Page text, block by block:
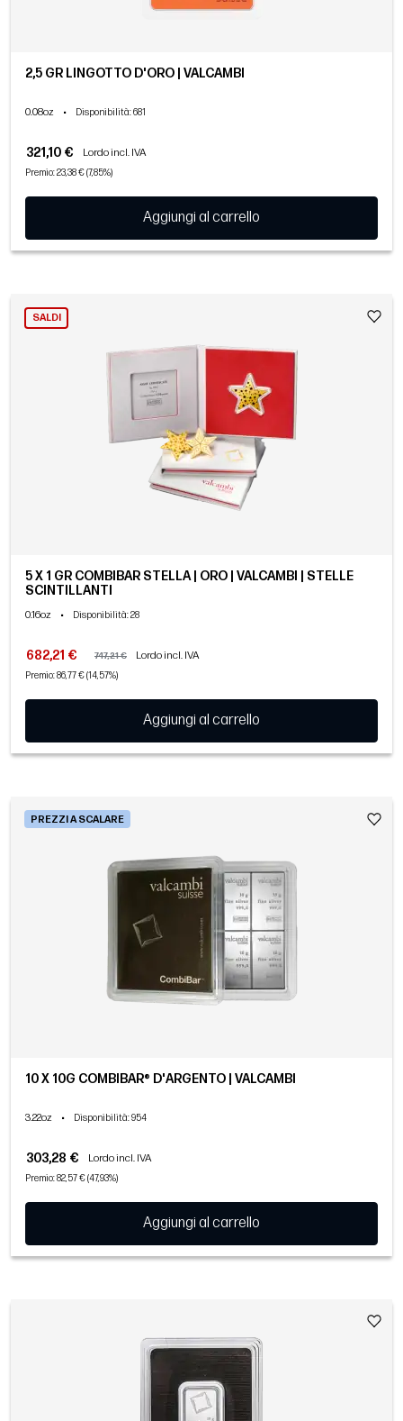
2,5 GR LINGOTTO D'ORO | VALCAMBI
0.08oz • Disponibilità: 681
321,10 € Lordo incl. IVA
Premio: 23,38 € (7,85%)
Aggiungi al carrello
SALDI
5 X 1 GR COMBIBAR STELLA | ORO | VALCAMBI | STELLE
SCINTILLANTI
0.16oz • Disponibilità: 28
682,21 € 747,21 € Lordo incl. IVA
Premio: 86,77 € (14,57%)
Aggiungi al carrello
PREZZI A SCALARE
10 X 10G COMBIBAR® D'ARGENTO | VALCAMBI
3.22oz • Disponibilità: 954
303,28 € Lordo incl. IVA
Premio: 82,57 € (47,93%)
Aggiungi al carrello